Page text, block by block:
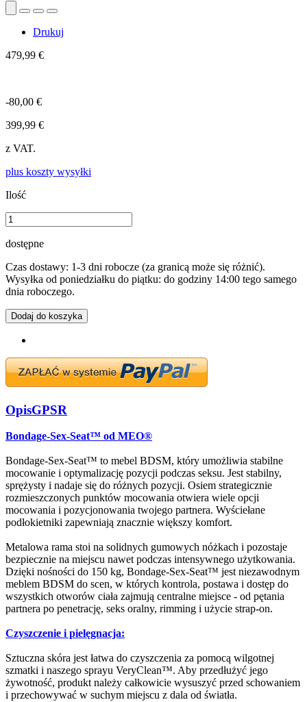
Drukuj
479,99 €
-80,00 €
399,99 €
z VAT.
plus koszty wysyłki
Ilość
dostępne
Czas dostawy: 1-3 dni robocze (za granicą może się różnić).
Wysyłka od poniedziałku do piątku: do godziny 14:00 tego samego
dnia roboczego.
Dodaj do koszyka
OpisGPSR
Bondage-Sex-Seat™ od MEO®
Bondage-Sex-Seat™ to mebel BDSM, który umożliwia stabilne
mocowanie i optymalizację pozycji podczas seksu. Jest stabilny,
sprężysty i nadaje się do różnych pozycji. Osiem strategicznie
rozmieszczonych punktów mocowania otwiera wiele opcji
mocowania i pozycjonowania twojego partnera. Wyściełane
podłokietniki zapewniają znacznie większy komfort.
Metalowa rama stoi na solidnych gumowych nóżkach i pozostaje
bezpiecznie na miejscu nawet podczas intensywnego użytkowania.
Dzięki nośności do 150 kg, Bondage-Sex-Seat™ jest niezawodnym
meblem BDSM do scen, w których kontrola, postawa i dostęp do
wszystkich otworów ciała zajmują centralne miejsce - od pętania
partnera po penetrację, seks oralny, rimming i użycie strap-on.
Czyszczenie i pielęgnacja:
Sztuczna skóra jest łatwa do czyszczenia za pomocą wilgotnej
szmatki i naszego sprayu VeryClean™. Aby przedłużyć jego
żywotność, produkt należy całkowicie wysuszyć przed schowaniem
i przechowywać w suchym miejscu z dala od światła.